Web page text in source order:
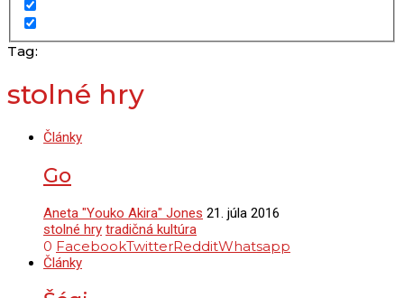
Tag:
stolné hry
Články
Go
Aneta "Youko Akira" Jones 21. júla 2016
stolné hry tradičná kultúra
0 FacebookTwitterRedditWhatsapp
Články